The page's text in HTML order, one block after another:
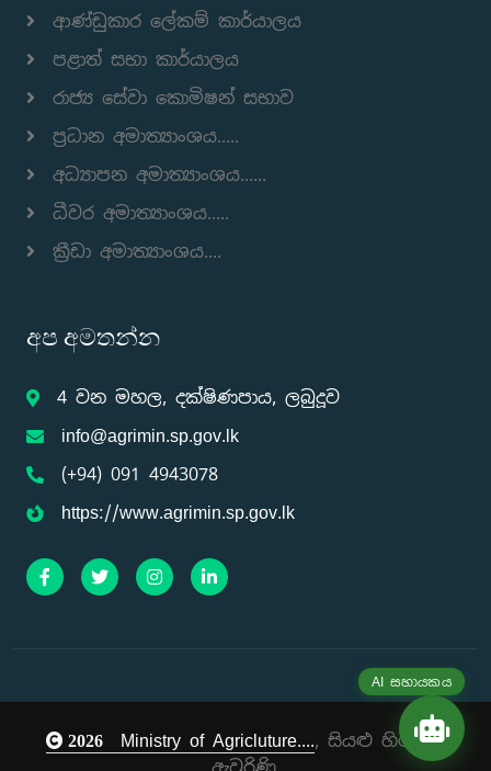
ආණ්ඩුකාර ලේකම් කාර්යාලය
පළාත් සභා කාර්යාලය
රාජ්‍ය සේවා කොමිෂන් සභාව
ප්‍රධාන අමාත්‍යාංශය.....
අධ්‍යාපන අමාත්‍යාංශය......
ධීවර අමාත්‍යාංශය.....
ක්‍රීඩා අමාත්‍යාංශය....
අප අමතන්න
4 වන මහල, දක්ෂිණපාය, ලබුදූව
info@agrimin.sp.gov.lk
(+94) 091 4943078
https://www.agrimin.sp.gov.lk
2026 Ministry of Agricluture...., සියළු හිමිකම්
AI සහායකය